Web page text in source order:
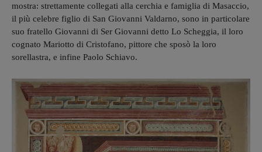
mostra: strettamente collegati alla cerchia e famiglia di Masaccio,
il più celebre figlio di San Giovanni Valdarno, sono in particolare
suo fratello Giovanni di Ser Giovanni detto Lo Scheggia, il loro
cognato Mariotto di Cristofano, pittore che sposò la loro
sorellastra, e infine Paolo Schiavo.